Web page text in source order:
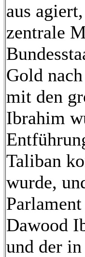
aus
zentrale
Gold
mit den
Ibrahim
Taliban
wurde,
Dawood
und der